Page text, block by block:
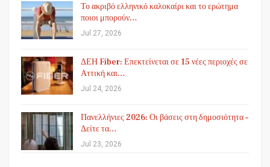
Το ακριβό ελληνικό καλοκαίρι και το ερώτημα
ποιοι μπορούν…
Jul 27, 2026
ΔΕΗ Fiber: Επεκτείνεται σε 15 νέες περιοχές σε
Αττική και…
Jul 24, 2026
Πανελλήνιες 2026: Οι βάσεις στη δημοσιότητα –
Δείτε τα…
Jul 23, 2026